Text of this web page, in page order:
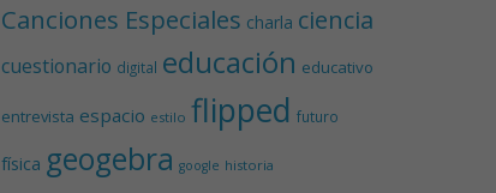
Canciones Especiales charla ciencia
cuestionario digital educación educativo
entrevista espacio estilo flipped futuro
física geogebra google historia